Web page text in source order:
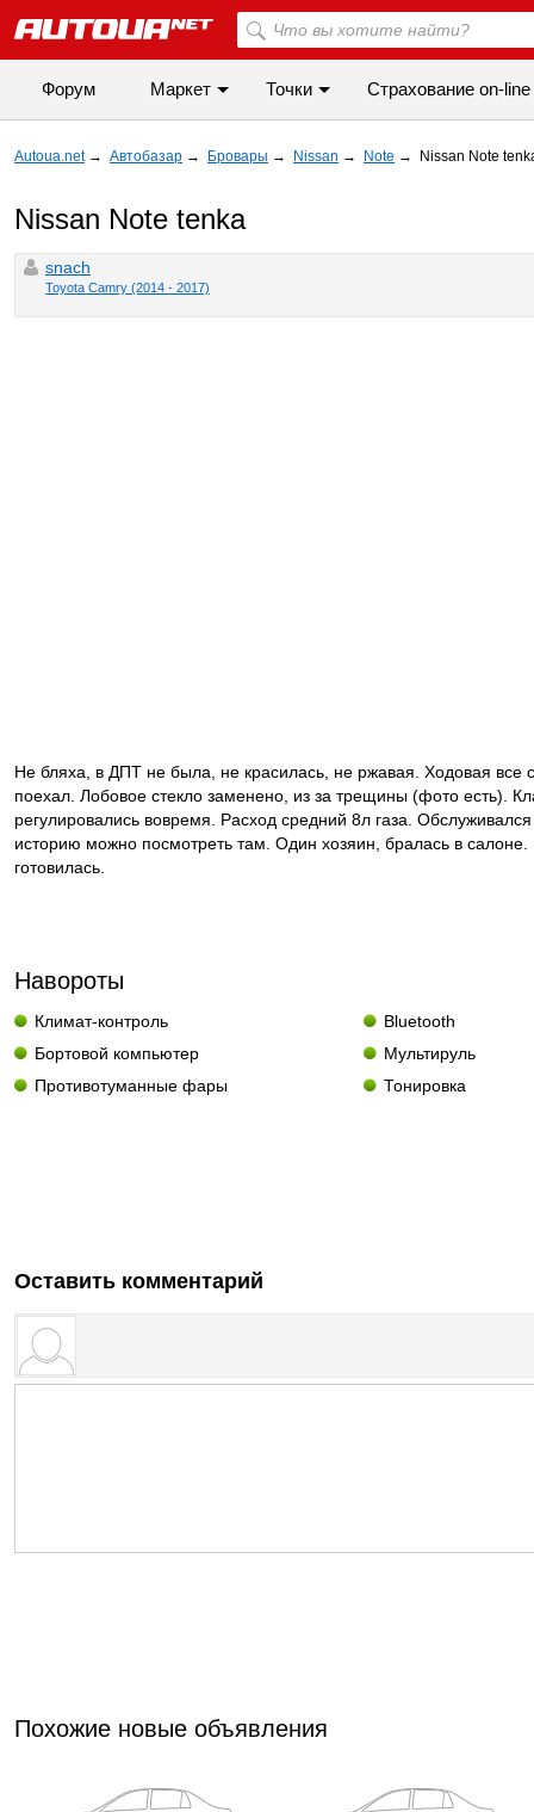
Форум Маркет Точки Cтрахование on-line
Autoua.net → Автобазар → Бровары → Nissan → Note → Nissan Note
Nissan Note tenka
snach
Toyota Camry (2014 - 2017)
Не бляха, в ДПТ не была, не красилась, не ржавая. Ходовая все
поехал. Лобовое стекло заменено, из за трещины (фото есть).
регулировались вовремя. Расход средний 8л газа.
историю можно посмотреть там. Один хозяин, бралась в
готовилась.
Навороты
Климат-контроль
Bluetooth
Бортовой компьютер
Мультируль
Противотуманные фары
Тонировка
Оставить комментарий
Похожие новые объявления